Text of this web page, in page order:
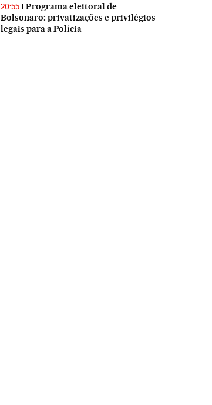
20:55
Programa eleitoral de
Bolsonaro: privatizações e privilégios
legais para a Polícia